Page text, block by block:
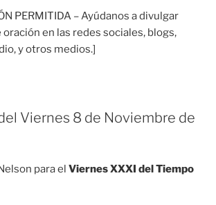
PERMITIDA – Ayúdanos a divulgar
en las redes sociales, blogs,
y otros medios.]
Viernes 8 de Noviembre de
para el Viernes XXXI del Tiempo